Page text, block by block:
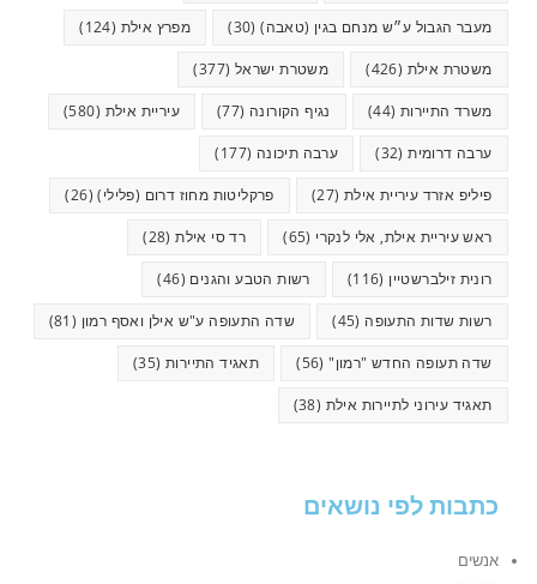
מעבר הגבול ע״ש מנחם בגין (טאבה)(30) מפרץ אילת (124)
משטרת אילת (426) משטרת ישראל (377)
משרד התיירות (44) נגיף הקורונה (77) עיריית אילת (580)
ערבה דרומית(32) ערבה תיכונה (177)
פיליפ אזרד עיריית אילת (27) פרקליטות מחוז דרום (פלילי)(26)
ראש עיריית אילת, אלי לנקרי (65) רד סי אילת(28)
רונית זילברשטיין (116) רשות הטבע והגנים (46)
רשות שדות התעופה (45) שדה התעופה ע"ש אילן ואסף רמון (81)
שדה תעופה החדש "רמון"(56) תאגיד התיירות (35)
תאגיד עירוני לתיירות אילת (38)
כתבות לפי נושאים
אנשים